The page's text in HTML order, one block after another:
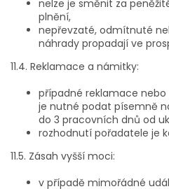
nelze je směnit za
plnění,
nepřevzaté, odmítnuté
náhrady propadají ve
11.4. Reklamace a námitky:
případné reklamace
je nutné podat písemně
do 3 pracovních dnů od
rozhodnutí pořadatele je
11.5. Zásah vyšší moci:
v případě mimořádné